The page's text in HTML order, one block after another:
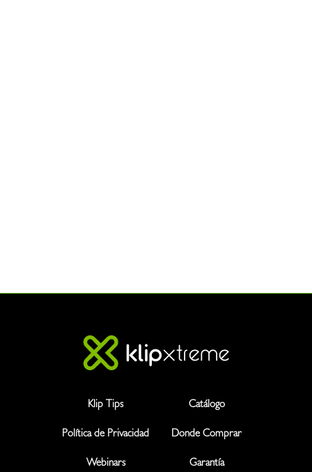
Klip Tips Catálogo
Política de Privacidad Donde Comprar
Webinars Garantía